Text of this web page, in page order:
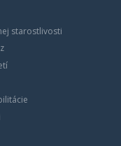
starostlivosti